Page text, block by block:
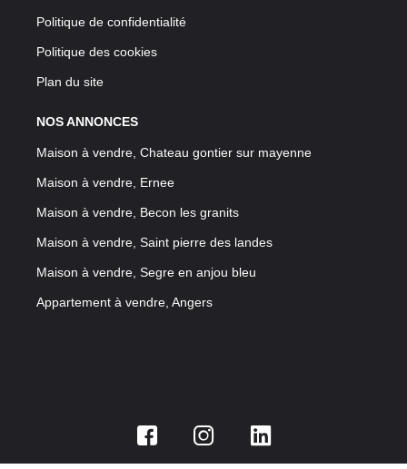
Politique de confidentialité
Politique des cookies
Plan du site
NOS ANNONCES
Maison à vendre, Chateau gontier sur mayenne
Maison à vendre, Ernee
Maison à vendre, Becon les granits
Maison à vendre, Saint pierre des landes
Maison à vendre, Segre en anjou bleu
Appartement à vendre, Angers